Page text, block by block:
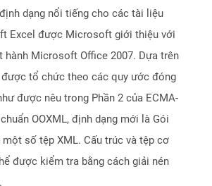
dạng nổi tiếng cho các tài liệu
Excel được Microsoft giới thiệu với
hành Microsoft Office 2007. Dựa trên
tổ chức theo các quy ước đóng
được nêu trong Phần 2 của ECMA-
OOXML, định dạng mới là Gói
một số tệp XML. Cấu trúc và tệp cơ
được kiểm tra bằng cách giải nén